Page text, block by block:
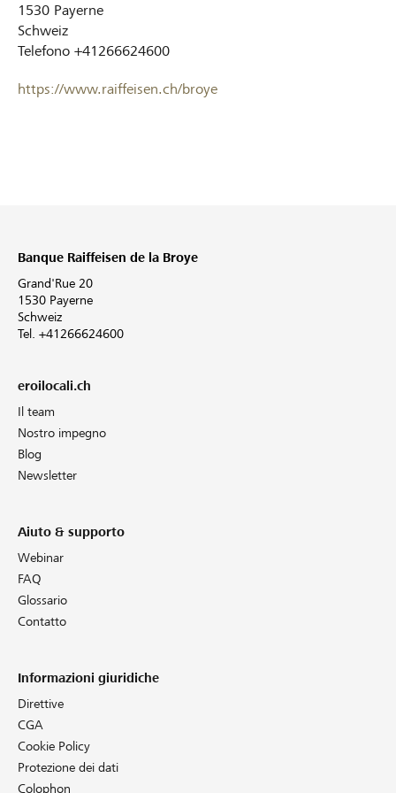
1530 Payerne
Schweiz
Telefono +41266624600
https://www.raiffeisen.ch/broye
Banque Raiffeisen de la Broye
Grand'Rue 20
1530 Payerne
Schweiz
Tel. +41266624600
eroilocali.ch
Il team
Nostro impegno
Blog
Newsletter
Aiuto & supporto
Webinar
FAQ
Glossario
Contatto
Informazioni giuridiche
Direttive
CGA
Cookie Policy
Protezione dei dati
Colophon